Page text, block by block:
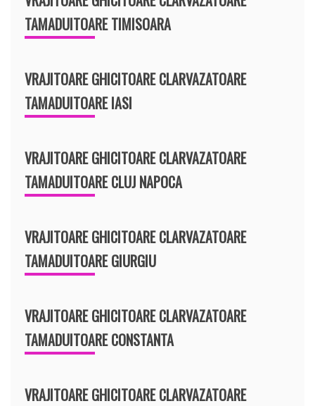
TAMADUITOARE TIMISOARA
VRAJITOARE GHICITOARE CLARVAZATOARE
TAMADUITOARE IASI
VRAJITOARE GHICITOARE CLARVAZATOARE
TAMADUITOARE CLUJ NAPOCA
VRAJITOARE GHICITOARE CLARVAZATOARE
TAMADUITOARE GIURGIU
VRAJITOARE GHICITOARE CLARVAZATOARE
TAMADUITOARE CONSTANTA
VRAJITOARE GHICITOARE CLARVAZATOARE